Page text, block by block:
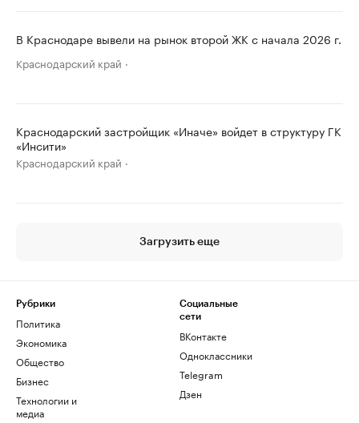
В Краснодаре вывели на рынок второй ЖК с начала 2026 г.
Краснодарский край
Краснодарский застройщик «Иначе» войдет в структуру ГК
«Инсити»
Краснодарский край
Загрузить еще
Рубрики
Политика
Экономика
Общество
Бизнес
Технологии и
медиа
Социальные
сети
ВКонтакте
Одноклассники
Telegram
Дзен